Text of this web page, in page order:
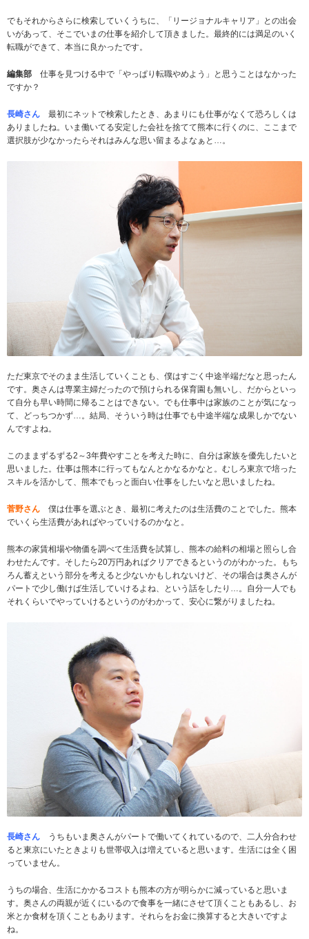
でもそれからさらに検索していくうちに、「リージョナルキャリア」との出会
いがあって、そこでいまの仕事を紹介して頂きました。最終的には満足のいく
転職ができて、本当に良かったです。
編集部 仕事を見つける中で「やっぱり転職やめよう」と思うことはなかった
ですか？
長崎さん
最初にネットで検索したとき、あまりにも仕事がなくて恐ろしくは
ありましたね。いま働いてる安定した会社を捨てて熊本に行くのに、ここまで
選択肢が少なかったらそれはみんな思い留まるよなぁと…。
ただ東京でそのまま生活していくことも、僕はすごく中途半端だなと思ったん
です。奥さんは専業主婦だったので預けられる保育園も無いし、だからといっ
て自分も早い時間に帰ることはできない。でも仕事中は家族のことが気になっ
て、どっちつかず…。結局、そういう時は仕事でも中途半端な成果しかでない
んですよね。
このままずるずる2～3年費やすことを考えた時に、自分は家族を優先したいと
思いました。仕事は熊本に行ってもなんとかなるかなと。むしろ東京で培った
スキルを活かして、熊本でもっと面白い仕事をしたいなと思いましたね。
菅野さん
僕は仕事を選ぶとき、最初に考えたのは生活費のことでした。熊本
でいくら生活費があればやっていけるのかなと。
熊本の家賃相場や物価を調べて生活費を試算し、熊本の給料の相場と照らし合
わせたんです。そしたら20万円あればクリアできるというのがわかった。もち
ろん蓄えという部分を考えると少ないかもしれないけど、その場合は奥さんが
パートで少し働けば生活していけるよね、という話をしたり…。自分一人でも
それくらいでやっていけるというのがわかって、安心に繋がりましたね。
長崎さん
うちもいま奥さんがパートで働いてくれているので、二人分合わせ
ると東京にいたときよりも世帯収入は増えていると思います。生活には全く困
っていません。
うちの場合、生活にかかるコストも熊本の方が明らかに減っていると思いま
す。奥さんの両親が近くにいるので食事を一緒にさせて頂くこともあるし、お
米とか食材を頂くこともあります。それらをお金に換算すると大きいですよ
ね。